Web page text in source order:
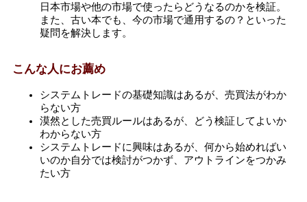
日本市場や他の市場で使ったらどうなるのかを検証。
また、古い本でも、今の市場で通用するの？といった
疑問を解決します。
こんな人にお薦め
システムトレードの基礎知識はあるが、売買法がわか
らない方
漠然とした売買ルールはあるが、どう検証してよいか
わからない方
システムトレードに興味はあるが、何から始めればい
いのか自分では検討がつかず、アウトラインをつかみ
たい方